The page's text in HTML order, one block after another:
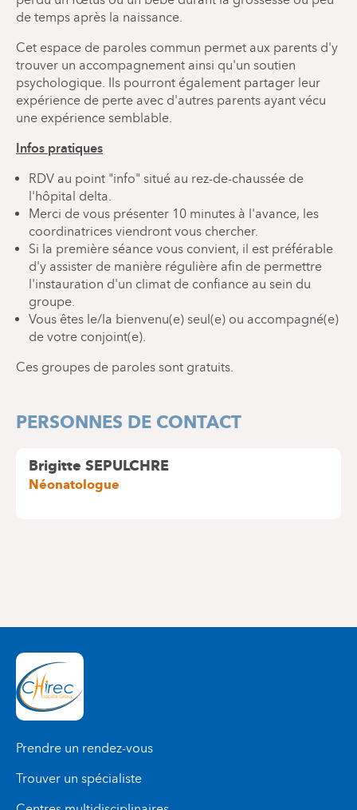
de temps après la naissance.
Cet espace de paroles commun permet aux parents d'y
trouver un accompagnement ainsi qu'un soutien
psychologique. Ils pourront également partager leur
expérience de perte avec d'autres parents ayant vécu
une expérience semblable.
Infos pratiques
RDV au point "info" situé au rez-de-chaussée de
l'hôpital delta.
Merci de vous présenter 10 minutes à l'avance, les
coordinatrices viendront vous chercher.
Si la première séance vous convient, il est préférable
d'y assister de manière régulière afin de permettre
l'instauration d'un climat de confiance au sein du
groupe.
Vous êtes le/la bienvenu(e) seul(e) ou accompagné(e)
de votre conjoint(e).
Ces groupes de paroles sont gratuits.
PERSONNES DE CONTACT
Brigitte SEPULCHRE
Néonatologue
Prendre un rendez-vous
Trouver un spécialiste